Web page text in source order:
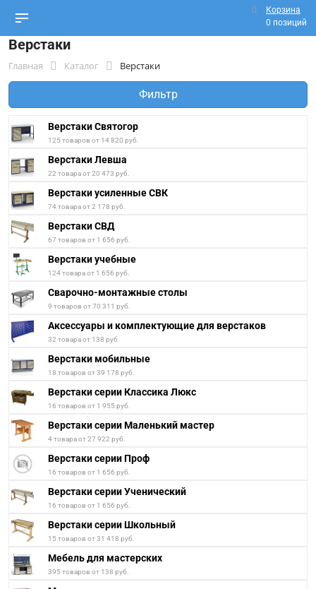
Корзина
0 позиций
Верстаки
Главная Каталог Верстаки
Фильтр
Верстаки Святогор
125 товаров от 14 820 руб.
Верстаки Левша
22 товара от 20 473 руб.
Верстаки усиленные СВК
74 товара от 2 178 руб.
Верстаки СВД
67 товаров от 1 656 руб.
Верстаки учебные
124 товара от 1 656 руб.
Сварочно-монтажные столы
9 товаров от 70 311 руб.
Аксессуары и комплектующие для верстаков
32 товара от 138 руб.
Верстаки мобильные
18 товаров от 39 178 руб.
Верстаки серии Классика Люкс
16 товаров от 1 955 руб.
Верстаки серии Маленький мастер
4 товара от 27 922 руб.
Верстаки серии Проф
16 товаров от 1 656 руб.
Верстаки серии Ученический
16 товаров от 1 656 руб.
Верстаки серии Школьный
15 товаров от 31 418 руб.
Мебель для мастерских
395 товаров от 138 руб.